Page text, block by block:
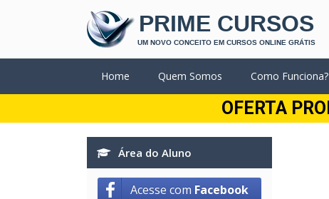
PRIME CURSOS
UM NOVO CONCEITO EM CURSOS ONLINE GRÁTIS
Home Quem Somos Como Funciona?
OFERTA
Área do Aluno
Acesse com Facebook